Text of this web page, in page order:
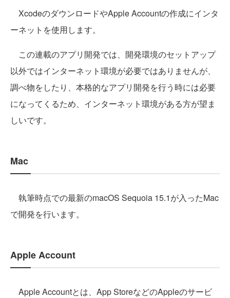
XcodeのダウンロードやApple Accountの作成にインタ
ーネットを使用します。
この連載のアプリ開発では、開発環境のセットアップ
以外ではインターネット環境が必要ではありませんが、
調べ物をしたり、本格的なアプリ開発を行う時には必要
になってくるため、インターネット環境がある方が望ま
しいです。
Mac
執筆時点での最新のmacOS Sequoia 15.1が入ったMac
で開発を行います。
Apple Account
Apple Accountとは、App StoreなどのAppleのサービ